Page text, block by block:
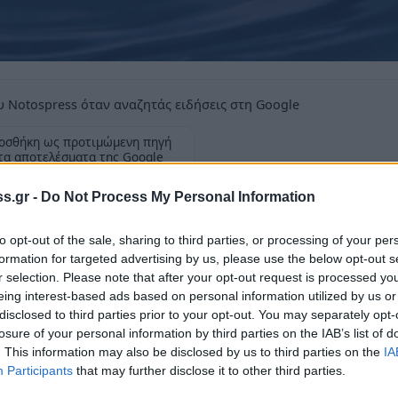
- Do Not Process My Personal Information
opt-out of the sale, sharing to third parties, or processing of your
for targeted advertising by us, please use the below opt-out
selection. Please note that after your opt-out request is processed
interest-based ads based on personal information utilized by us
to third parties prior to your opt-out. You may separately
of your personal information by third parties on the IAB’s list of
This information may also be disclosed by us to third parties on the
Participants that may further disclose it to other third parties.
όταν αναζητάς ειδήσεις στη Google
ως προτιμώμενη πηγή
αποτελέσματα της Google
στις 24 Ιουνίου
προγραμματισμένης διακοπής
αντλιοστάσια της ΔΕΥΑΠ, την Τετάρτη
υπάρξει πλημμελής έως και πλήρης
– Ρωμανού – Ελεκίστρα –